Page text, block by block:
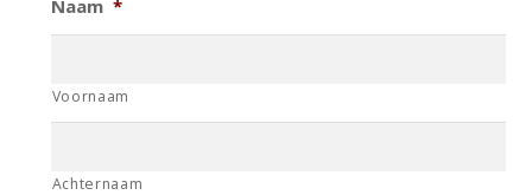
Naam *
Voornaam
Achternaam